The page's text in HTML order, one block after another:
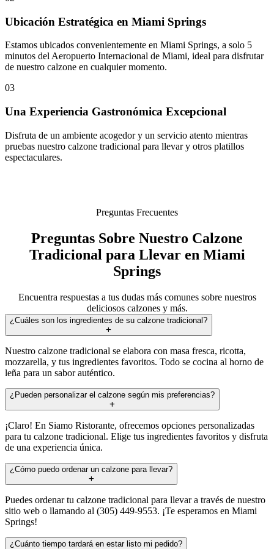
Ubicación Estratégica en Miami Springs
Estamos ubicados convenientemente en Miami Springs, a solo 5
minutos del Aeropuerto Internacional de Miami, ideal para disfrutar
de nuestro calzone en cualquier momento.
03
Una Experiencia Gastronómica Excepcional
Disfruta de un ambiente acogedor y un servicio atento mientras
pruebas nuestro calzone tradicional para llevar y otros platillos
espectaculares.
Preguntas Frecuentes
Preguntas Sobre Nuestro Calzone
Tradicional para Llevar en Miami
Springs
Encuentra respuestas a tus dudas más comunes sobre nuestros
deliciosos calzones y más.
¿Cuáles son los ingredientes de su calzone tradicional?
Nuestro calzone tradicional se elabora con masa fresca, ricotta,
mozzarella, y tus ingredientes favoritos. Todo se cocina al horno de
leña para un sabor auténtico.
¿Pueden personalizar el calzone según mis preferencias?
¡Claro! En Siamo Ristorante, ofrecemos opciones personalizadas
para tu calzone tradicional. Elige tus ingredientes favoritos y disfruta
de una experiencia única.
¿Cómo puedo ordenar un calzone para llevar?
Puedes ordenar tu calzone tradicional para llevar a través de nuestro
sitio web o llamando al (305) 449-9553. ¡Te esperamos en Miami
Springs!
¿Cuánto tiempo tardará en estar listo mi pedido?